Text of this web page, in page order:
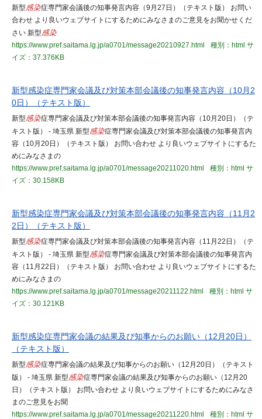
新型感染症専門家会議後の知事発言内容（9月27日）（テキスト版） お問い
合わせ より良いウェブサイトにするためにみなさまのご意見をお聞かせくだ
さい 新型感染
https://www.pref.saitama.lg.jp/a0701/message20210927.html
種別：html サ
イズ：37.376KB
新型感染症専門家会議及び対策本部会議後の知事発言内容（10月2
0日）（テキスト版）
新型感染症専門家会議及び対策本部会議後の知事発言内容（10月20日）（テ
キスト版） - 埼玉県 新型感染症専門家会議及び対策本部会議後の知事発言内
容（10月20日）（テキスト版） お問い合わせ より良いウェブサイトにするた
めにみなさまの
https://www.pref.saitama.lg.jp/a0701/message20211020.html
種別：html サ
イズ：30.158KB
新型感染症専門家会議及び対策本部会議後の知事発言内容（11月2
2日）（テキスト版）
新型感染症専門家会議及び対策本部会議後の知事発言内容（11月22日）（テ
キスト版） - 埼玉県 新型感染症専門家会議及び対策本部会議後の知事発言内
容（11月22日）（テキスト版） お問い合わせ より良いウェブサイトにするた
めにみなさまの
https://www.pref.saitama.lg.jp/a0701/message20211122.html
種別：html サ
イズ：30.121KB
新型感染症専門家会議の結果及び知事からのお願い（12月20日）
（テキスト版）
新型感染症専門家会議の結果及び知事からのお願い（12月20日）（テキスト
版） - 埼玉県 新型感染症専門家会議の結果及び知事からのお願い（12月20
日）（テキスト版） お問い合わせ より良いウェブサイトにするためにみなさ
まのご意見をお聞
https://www.pref.saitama.lg.jp/a0701/message20211220.html
種別：html サ